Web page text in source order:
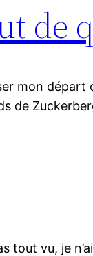
de
mon
de
tout vu, je